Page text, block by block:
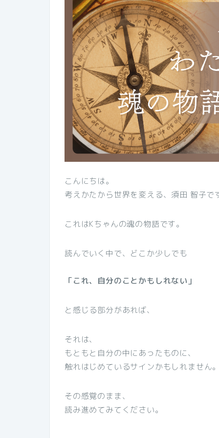
こんにちは。
考えかたから世界を変える、須田 智子で
これはKちゃんの魂の物語です。
読んでいく中で、どこか少しでも
「これ、自分のことかもしれない」
と感じる部分があれば、
それは、
もともと自分の中にあったものに、
触れはじめているサインかもしれません
その感覚のまま、
読み進めてみてください。